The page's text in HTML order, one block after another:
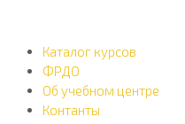
Каталог курсов
ФРДО
Об учебном центре
Контанты